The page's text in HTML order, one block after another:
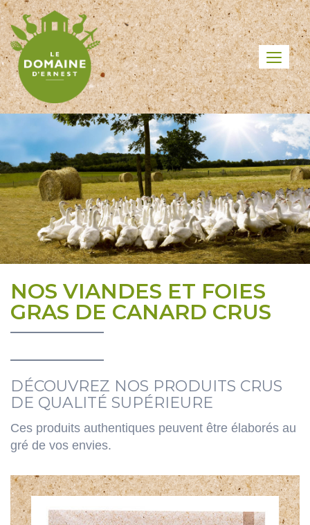
NOS VIANDES ET FOIES
GRAS DE CANARD CRUS
DÉCOUVREZ NOS PRODUITS CRUS
DE QUALITÉ SUPÉRIEURE
Ces produits authentiques peuvent être élaborés au
gré de vos envies.